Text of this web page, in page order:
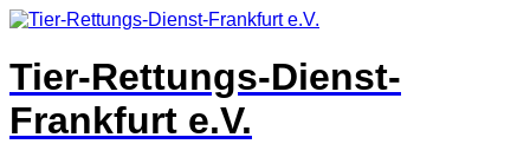
Tier-Rettungs-Dienst-
Frankfurt e.V.